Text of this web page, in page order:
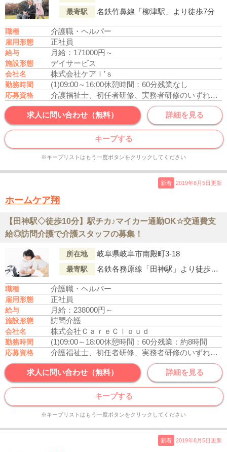
最寄駅 名鉄竹鼻線「柳津駅」より徒歩7分
職種 介護職・ヘルパー
雇用形態 正社員
給与 月給：171000円～
施設形態 デイサービス
会社名 株式会社ケアＩ’ｓ
勤務時間 (1)09:00～16:00休憩時間：60分残業なし
応募資格 介護福祉士、初任者研修、実務者研修のいずれかの資格をお持ちの方
求人に問い合わせ（無料） 詳細を見る
キープする
※キープリストはもう一度ボタンをクリックしてください
新着 2019年8月5日更新
ホームケア翔
【田神駅◇徒歩10分】駅チカ♪マイカー通勤OK☆交通費支
給◎訪問介護で介護スタッフの募集！
所在地 岐阜県岐阜市南殿町3-18
最寄駅 名鉄各務原線「田神駅」より徒歩10分
職種 介護職・ヘルパー
雇用形態 正社員
給与 月給：238000円～
施設形態 訪問介護
会社名 株式会社ＣａｒｅＣｌｏｕｄ
勤務時間 (1)09:00～18:00休憩時間：60分残業：約8時間
応募資格 介護福祉士、初任者研修、実務者研修のいずれかの資格をお持ちの方
求人に問い合わせ（無料） 詳細を見る
キープする
※キープリストはもう一度ボタンをクリックしてください
新着 2019年8月5日更新